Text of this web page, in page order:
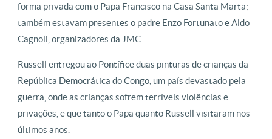
forma privada com o Papa Francisco na Casa Santa Marta;
também estavam presentes o padre Enzo Fortunato e Aldo
Cagnoli, organizadores da JMC.
Russell entregou ao Pontífice duas pinturas de crianças da
República Democrática do Congo, um país devastado pela
guerra, onde as crianças sofrem terríveis violências e
privações, e que tanto o Papa quanto Russell visitaram nos
últimos anos.